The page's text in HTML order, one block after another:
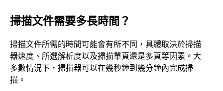
掃描文件需要多長時間？
掃描文件所需的時間可能會有所不同，具體取決於掃描
器速度、所選解析度以及掃描單頁還是多頁等因素。大
多數情況下，掃描器可以在幾秒鐘到幾分鐘內完成掃
描。